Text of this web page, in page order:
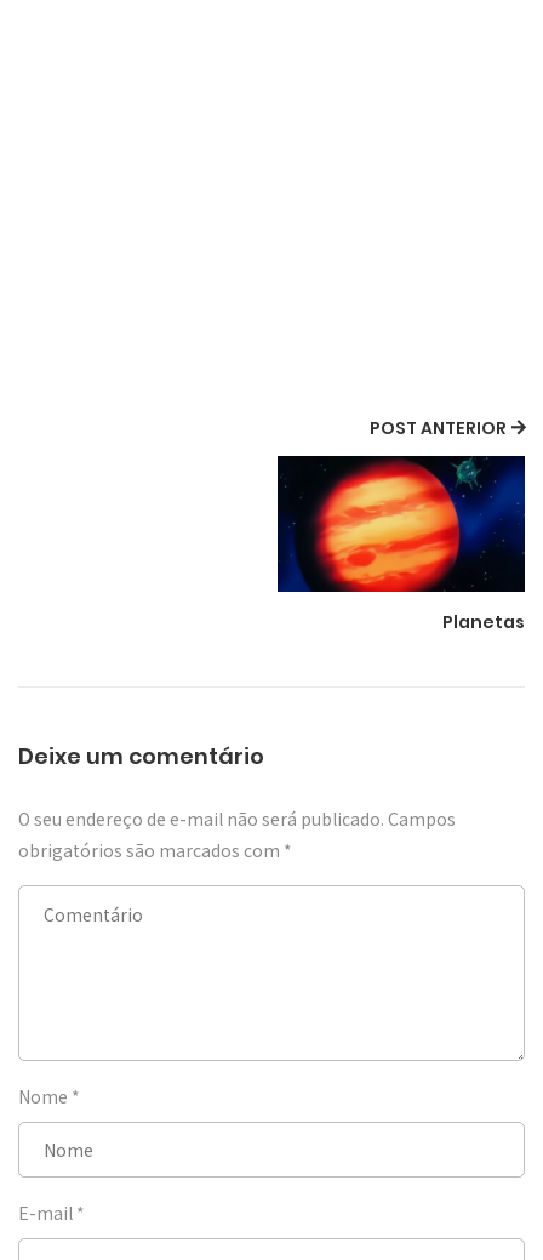
POST ANTERIOR
Planetas
Deixe um comentário
O seu endereço de e-mail não será publicado. Campos
obrigatórios são marcados com *
Nome *
E-mail *